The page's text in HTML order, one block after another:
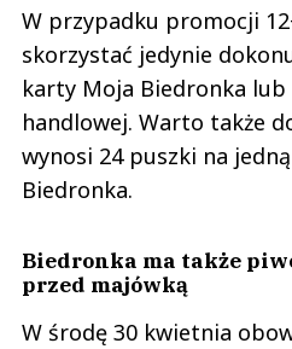
W przypadku promocji
skorzystać jedynie
karty Moja Biedronka lub
handlowej. Warto także
wynosi 24 puszki na
Biedronka.
Biedronka ma także
przed majówką
W środę 30 kwietnia